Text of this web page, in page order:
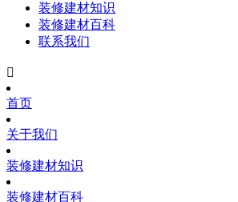
装修建材知识
装修建材百科
联系我们

首页
关于我们
装修建材知识
装修建材百科